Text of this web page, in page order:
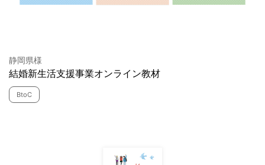
静岡県様
結婚新生活支援事業オンライン教材
BtoC